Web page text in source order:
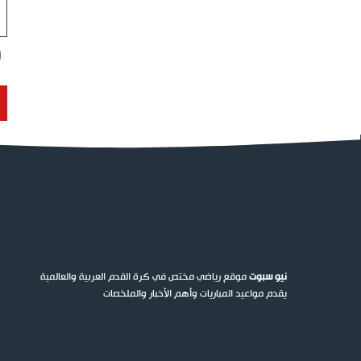
نيو سبوتموقع رياضي مختص في كرة القدم العربية والعالمية
يقدم مواعيد المباريات وأهم الأخبار والملخصات